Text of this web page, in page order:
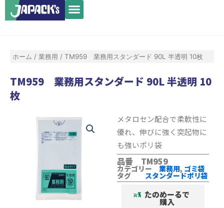
容
メ
ニ
ホーム / 業務用 / TM959 業務用スタンダード 90L 半透明 10枚
TM959 業務用スタンダード 90L 半透明 10
枚
メタロセン配合で柔軟性に
優れ、伸びに強く突起物に
も強いポリ袋
品番 TM959
カテゴリー 業務用, ゴミ袋
タグ スタンダードポリ袋
たのめーるで
購入